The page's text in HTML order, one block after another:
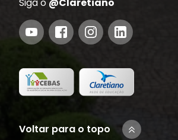
Siga o @Claretiano
Voltar para o topo